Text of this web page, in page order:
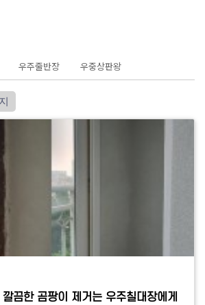
우주줄반장 우중상판왕
끔한 곰팡이 제거는 우주칠대장에게